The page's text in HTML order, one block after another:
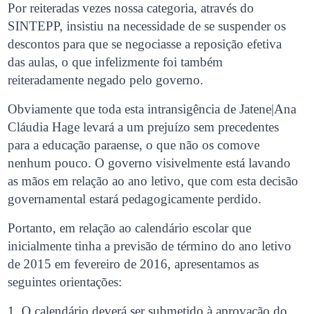
Por reiteradas vezes nossa categoria, através do
SINTEPP, insistiu na necessidade de se suspender os
descontos para que se negociasse a reposição efetiva
das aulas, o que infelizmente foi também
reiteradamente negado pelo governo.
Obviamente que toda esta intransigência de Jatene|Ana
Cláudia Hage levará a um prejuízo sem precedentes
para a educação paraense, o que não os comove
nenhum pouco. O governo visivelmente está lavando
as mãos em relação ao ano letivo, que com esta decisão
governamental estará pedagogicamente perdido.
Portanto, em relação ao calendário escolar que
inicialmente tinha a previsão de término do ano letivo
de 2015 em fevereiro de 2016, apresentamos as
seguintes orientações: